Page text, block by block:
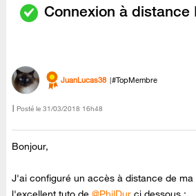
Connexion à distance
JuanLucas38 #TopMembre
Posté le ‎31/03/2018 16h48
Bonjour,
J'ai configuré un accès à distance de ma